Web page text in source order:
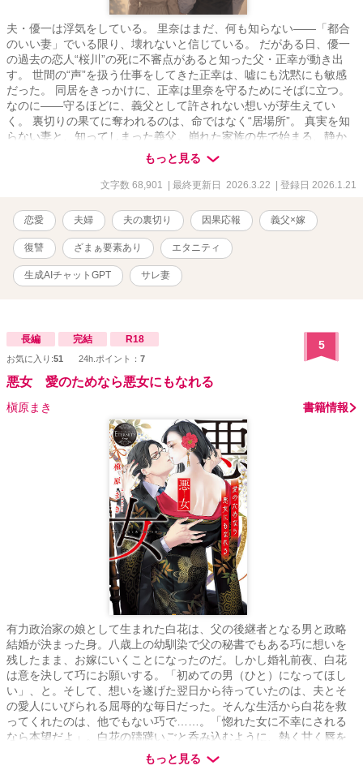
夫・優一は浮気をしている。 里奈はまだ、何も知らない――「都合
のいい妻」でいる限り、壊れないと信じている。 だがある日、優一
の過去の恋人“桜川”の死に不審点があると知った父・正幸が動き出
す。 世間の“声”を扱う仕事をしてきた正幸は、嘘にも沈黙にも敏感
だった。 同居をきっかけに、正幸は里奈を守るためにそばに立つ。
なのに――守るほどに、義父として許されない想いが芽生えてい
く。 裏切りの果てに奪われるのは、命ではなく“居場所”。 真実を知
らない妻と、知ってしまった義父。崩れた家族の先で始まる、静か
もっと見る
文字数 68,901 | 最終更新日 2026.3.22 | 登録日 2026.1.21
恋愛 夫婦 夫の裏切り 因果応報 義父×嫁
復讐 ざまぁ要素あり エタニティ
生成AIチャットGPT サレ妻
長編 完結 R18
お気に入り:51 24h.ポイント： 7
5
悪女 愛のためなら悪女にもなれる
槇原まき 書籍情報
有力政治家の娘として生まれた白花は、父の後継者となる男と政略
結婚が決まった身。八歳上の幼馴染で父の秘書でもある巧に想いを
残したまま、お嫁にいくことになったのだ。しかし婚礼前夜、白花
は意を決して巧にお願いする。「初めての男（ひと）になってほし
い」、と。そして、想いを遂げた翌日から待っていたのは、夫とそ
の愛人にいびられる屈辱的な毎日だった。そんな生活から白花を救
ってくれたのは、他でもない巧で……。「惚れた女に不幸にされる
なら本望だよ」。白花の躊躇いごと呑み込むように、熱く甘く唇を
奪う巧。抗いがたい激情に溺れた二人は、世間から後ろ指をさされ
もっと見る